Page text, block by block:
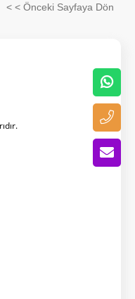
< < Önceki Sayfaya Dön